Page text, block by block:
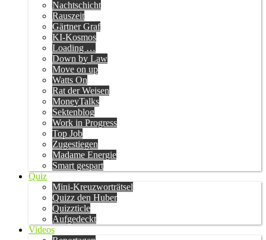
Nachtschicht
Rauszeit
Gärtner Graf
KI-Kosmos
Loading …
Down by Law
Move on up
Watts On
Rat der Weisen
MoneyTalks
Sektenblog
Work in Progress
Top Job
Zugestiegen
Madame Energie
Smart gespart
Quiz
Mini-Kreuzworträtsel
Quizz den Huber
Quizzticle
Aufgedeckt
Videos